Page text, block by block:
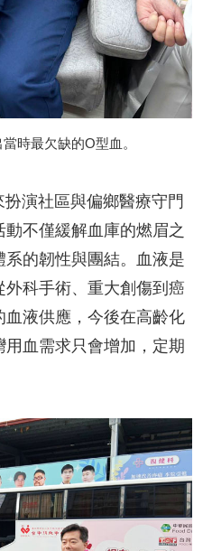
時最欠缺的O型血。
演社區與偏鄉醫療守門
不僅緩解血庫的燃眉之
的韌性與團結。血液是
科手術、重大創傷到癌
液供應，今後在高齡化
血需求只會增加，定期